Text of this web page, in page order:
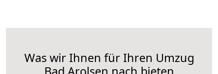
Was wir Ihnen für Ihren Umzug